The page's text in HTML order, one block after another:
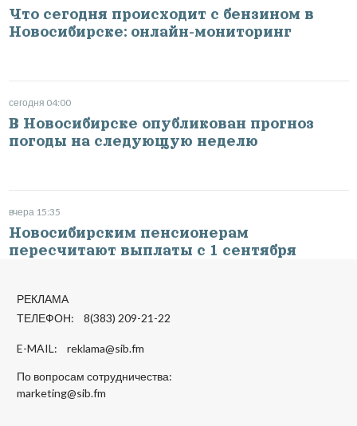
Что сегодня происходит с бензином в
Новосибирске: онлайн-мониторинг
сегодня 04:00
В Новосибирске опубликован прогноз
погоды на следующую неделю
вчера 15:35
Новосибирским пенсионерам
пересчитают выплаты с 1 сентября
РЕКЛАМА
ТЕЛЕФОН: 8(383) 209-21-22
E-MAIL: reklama@sib.fm
По вопросам сотрудничества:
marketing@sib.fm